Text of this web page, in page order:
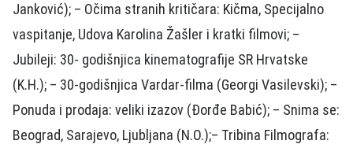
Janković); – Očima stranih kritičara: Kičma, Specijalno
vaspitanje, Udova Karolina Žašler i kratki filmovi; –
Jubileji: 30- godišnjica kinematografije SR Hrvatske
(K.H.); – 30-godišnjica Vardar-filma (Georgi Vasilevski); –
Ponuda i prodaja: veliki izazov (Đorđe Babić); – Snima se:
Beograd, Sarajevo, Ljubljana (N.O.);– Tribina Filmografa: